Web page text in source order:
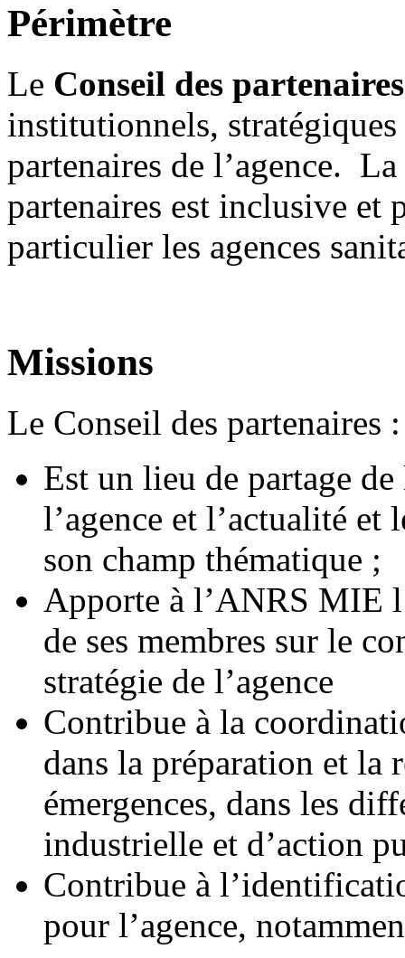
Périmètre
Le Conseil des partenaires
institutionnels,
partenaires de l’agence.
partenaires est inclusive
particulier les agences
Missions
Le Conseil des partenaires :
Est un lieu de partage
l’agence et l’actualité et
son champ thématique ;
Apporte à l’ANRS MIE
de ses membres sur le
stratégie de l’agence
Contribue à la
dans la préparation et la
émergences, dans les
industrielle et d’action
Contribue à
pour l’agence,